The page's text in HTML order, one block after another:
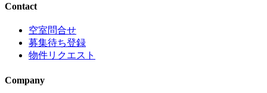
Contact
空室問合せ
募集待ち登録
物件リクエスト
Company